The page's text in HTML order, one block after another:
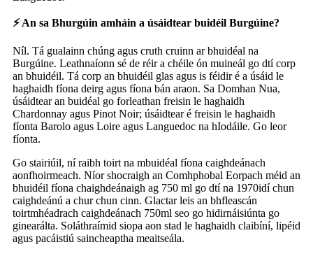
⚡ An sa Bhurgúin amháin a úsáidtear buidéil Burgúine?
Níl. Tá gualainn chúng agus cruth cruinn ar bhuidéal na
Burgúine. Leathnaíonn sé de réir a chéile ón muineál go dtí corp
an bhuidéil. Tá corp an bhuidéil glas agus is féidir é a úsáid le
haghaidh fíona deirg agus fíona bán araon. Sa Domhan Nua,
úsáidtear an buidéal go forleathan freisin le haghaidh
Chardonnay agus Pinot Noir; úsáidtear é freisin le haghaidh
fíonta Barolo agus Loire agus Languedoc na hIodáile. Go leor
fíonta.
Go stairiúil, ní raibh toirt na mbuidéal fíona caighdeánach
aonfhoirmeach. Níor shocraigh an Comhphobal Eorpach méid an
bhuidéil fíona chaighdeánaigh ag 750 ml go dtí na 1970idí chun
caighdeánú a chur chun cinn. Glactar leis an bhfleascán
toirtmhéadrach caighdeánach 750ml seo go hidirnáisiúnta go
ginearálta. Soláthraímid siopa aon stad le haghaidh claibíní, lipéid
agus pacáistiú saincheaptha meaitseála.